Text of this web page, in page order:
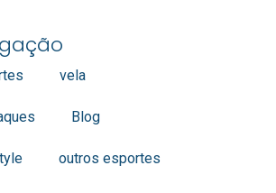
vela
Blog
outros esportes